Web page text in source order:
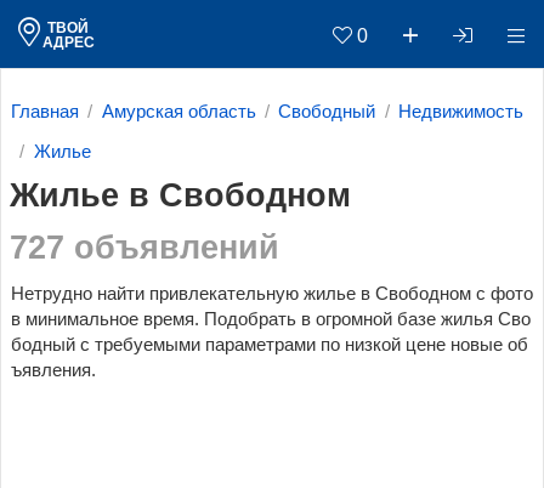
ТВОЙ
АДРЕС
0
Главная Амурская область Свободный Недвижимость
Жилье
Жилье в Свободном
727 объявлений
Нетрудно найти привлекательную жилье в Свободном с фото
в минимальное время. Подобрать в огромной базе жилья Сво
бодный c требуемыми параметрами по низкой цене новые об
ъявления.